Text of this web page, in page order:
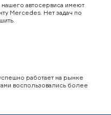
автосервиса имеют
Mercedes. Нет задач по
работает на рынке
воспользовались более